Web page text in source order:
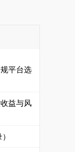
平台选
益与风